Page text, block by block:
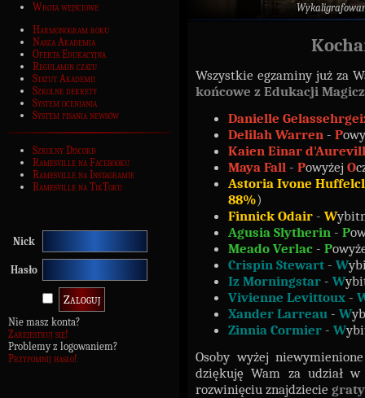
Wrota wejściowe
Harmonogram roku
Nasza Akademia
Oferta Edukacyjna
Regulamin czatu
Statut Akademii
Szkolne dekrety
System oceniania
System pisania newsów
Szkolny Discord
Ramesville na Facebooku
Ramesville na Instagramie
Ramesville na TikToku
Nick
Hasło
Nie masz konta?
Zarejestruj się!
Problemy z logowaniem?
Przypomnij hasło!
Wszystkie egzaminy już za
końcowe z Edukacji
Danielle
Delilah Warren - P
Kaien Einar
Maya Fall - Powyżej O
Astoria Ivone
88%)
Finnick Odair - W
Agusia Slytherin - P
Meado Verlac - P
Crispin Stewart - W
Iz Morningstar - W
Vivienne Levittoux -
Xander Larreau - W
Zinnia Cormier - W
Osoby wyżej
dziękuję Wam za udział w
rozwinięciu znajdziecie